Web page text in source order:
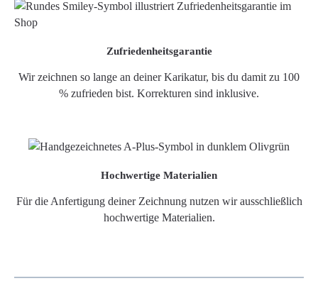
Zufriedenheitsgarantie
Wir zeichnen so lange an deiner Karikatur, bis du damit zu 100
% zufrieden bist. Korrekturen sind inklusive.
Hochwertige Materialien
Für die Anfertigung deiner Zeichnung nutzen wir ausschließlich
hochwertige Materialien.